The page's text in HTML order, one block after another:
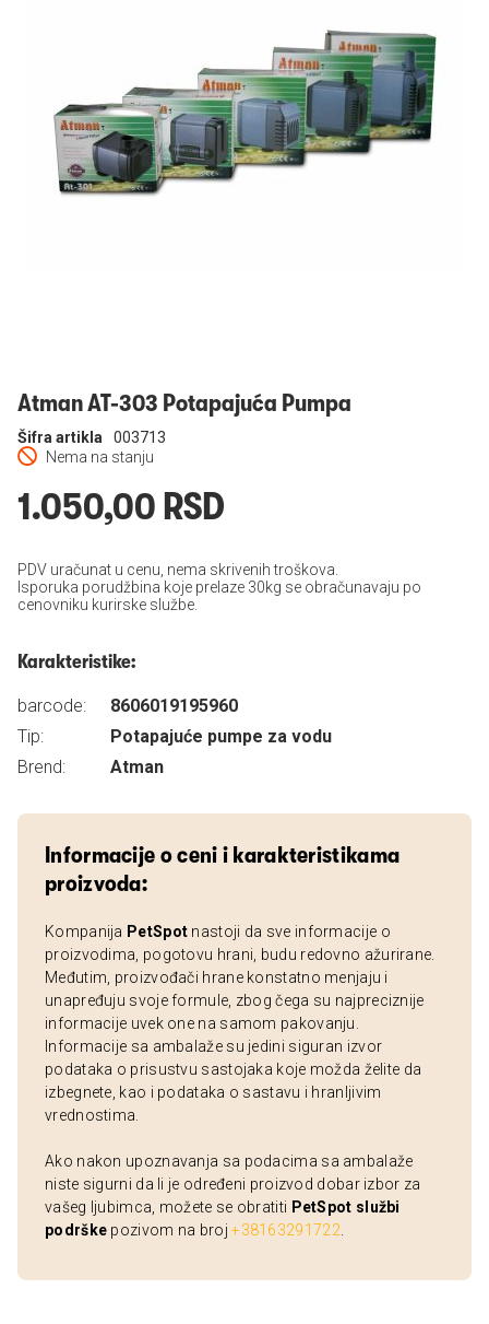
Atman AT-303 Potapajuća Pumpa
Nema na stanju
Šifra artikla 003713
1.050,00 RSD
PDV uračunat u cenu, nema skrivenih troškova.
Isporuka porudžbina koje prelaze 30kg se obračunavaju po
cenovniku kurirske službe.
Karakteristike:
barcode:
8606019195960
Tip:
Potapajuće pumpe za vodu
Brend:
Atman
Informacije o ceni i karakteristikama
proizvoda:
Kompanija PetSpot nastoji da sve informacije o
proizvodima, pogotovu hrani, budu redovno ažurirane.
Međutim, proizvođači hrane konstatno menjaju i
unapređuju svoje formule, zbog čega su najpreciznije
informacije uvek one na samom pakovanju.
Informacije sa ambalaže su jedini siguran izvor
podataka o prisustvu sastojaka koje možda želite da
izbegnete, kao i podataka o sastavu i hranljivim
vrednostima.
Ako nakon upoznavanja sa podacima sa ambalaže
niste sigurni da li je određeni proizvod dobar izbor za
vašeg ljubimca, možete se obratiti PetSpot službi
podrške pozivom na broj+38163291722